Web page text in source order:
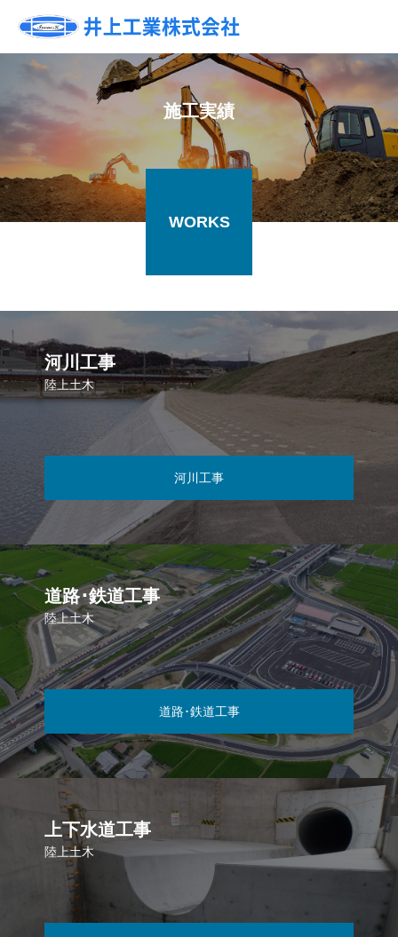
施工実績
WORKS
河川工事
陸上土木
河川工事
道路･鉄道工事
陸上土木
道路･鉄道工事
上下水道工事
陸上土木